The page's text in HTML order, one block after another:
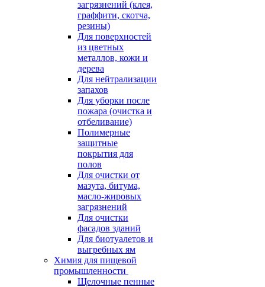
загрязнений (клея,
граффити, скотча,
резины)
Для поверхностей
из цветных
металлов, кожи и
дерева
Для нейтрализации
запахов
Для уборки после
пожара (очистка и
отбеливание)
Полимерные
защитные
покрытия для
полов
Для очистки от
мазута, битума,
масло-жировых
загрязнений
Для очистки
фасадов зданий
Для биотуалетов и
выгребных ям
Химия для пищевой
промышленности
Щелочные пенные